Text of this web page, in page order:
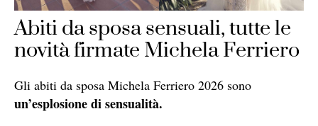
Abiti da sposa sensuali, tutte le
novità firmate Michela Ferriero
Gli abiti da sposa Michela Ferriero 2026 sono
un’esplosione di sensualità.